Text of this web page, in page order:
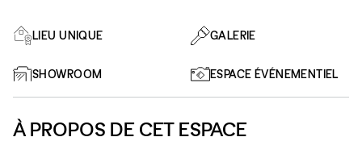
LIEU UNIQUE GALERIE
SHOWROOM ESPACE ÉVÉNEMENTIEL
À PROPOS DE CET ESPACE